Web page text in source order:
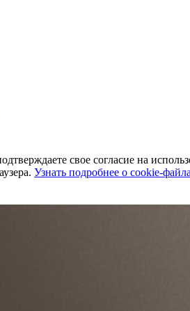
свое согласие на
Узнать подробнее о cookie-